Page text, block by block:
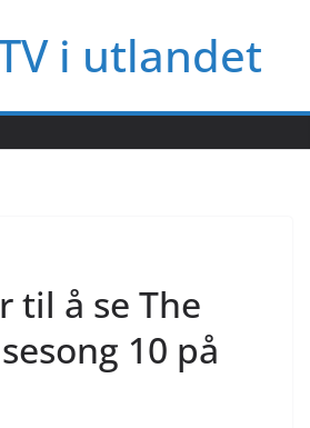
i utlandet
til å se The
10 på